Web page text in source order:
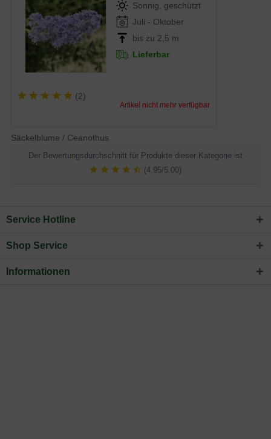
Sonnig, geschützt
Juli - Oktober
bis zu 2,5 m
Lieferbar
(2)
Artikel nicht mehr verfügbar
Säckelblume / Ceanothus
Der Bewertungsdurchschnitt für Produkte dieser Kategorie ist
(4.95/5.00)
Service Hotline
Shop Service
Informationen